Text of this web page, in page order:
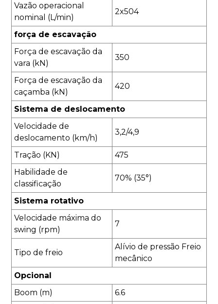
Vazão operacional
nominal (L/min)
2x504
força de escavação
Força de escavação da
vara (kN)
350
Força de escavação da
caçamba (kN)
420
Sistema de deslocamento
Velocidade de
deslocamento (km/h)
3,2/4,9
Tração (KN)
475
Habilidade de
classificação
70% (35°)
Sistema rotativo
Velocidade máxima do
swing (rpm)
7
Tipo de freio
Alívio de pressão Freio
mecânico
Opcional
Boom (m)
6.6